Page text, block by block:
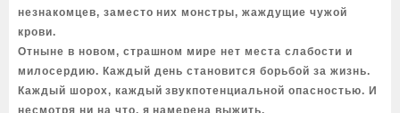
незнакомцев, заместо них монстры, жаждущие чужой
крови.
Отныне в новом, страшном мире нет места слабости и
милосердию. Каждый день становится борьбой за жизнь.
Каждый шорох, каждый звукпотенциальной опасностью. И
несмотря ни на что, я намерена выжить.